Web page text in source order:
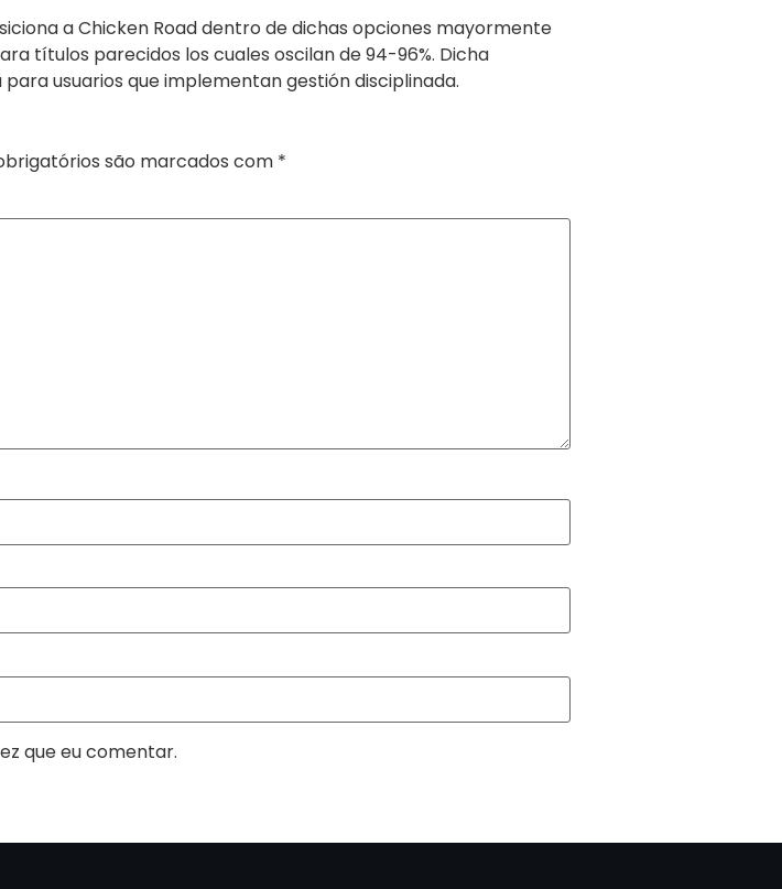
a Chicken Road dentro de dichas opciones mayormente
títulos parecidos los cuales oscilan de 94-96%. Dicha
usuarios que implementan gestión disciplinada.
são marcados com *
que eu comentar.